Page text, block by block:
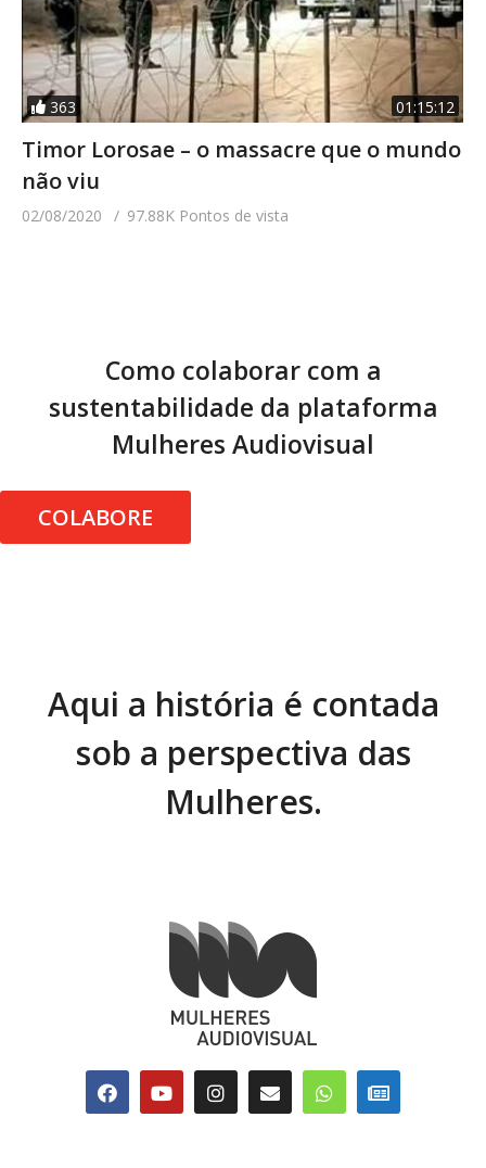
363 01:15:12
Timor Lorosae – o massacre que o mundo
não viu
02/08/2020 97.88K Pontos de vista
Como colaborar com a
sustentabilidade da plataforma
Mulheres Audiovisual
COLABORE
Aqui a história é contada
sob a perspectiva das
Mulheres.